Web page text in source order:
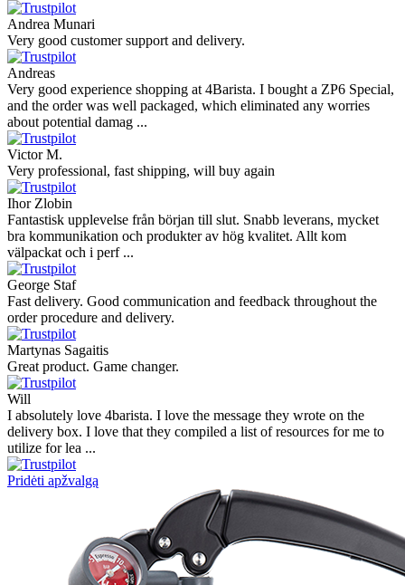
Andrea Munari
Very good customer support and delivery.
Andreas
Very good experience shopping at 4Barista. I bought a ZP6 Special,
and the order was well packaged, which eliminated any worries
about potential damag ...
Victor M.
Very professional, fast shipping, will buy again
Ihor Zlobin
Fantastisk upplevelse från början till slut. Snabb leverans, mycket
bra kommunikation och produkter av hög kvalitet. Allt kom
välpackat och i perf ...
George Staf
Fast delivery. Good communication and feedback throughout the
order procedure and delivery.
Martynas Sagaitis
Great product. Game changer.
Will
I absolutely love 4barista. I love the message they wrote on the
delivery box. I love that they compiled a list of resources for me to
utilize for lea ...
Pridėti apžvalgą